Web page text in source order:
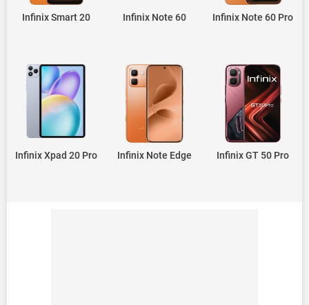
Infinix Note 60 Pro
Infinix Note 60
Infinix Smart 20
Infinix GT 50 Pro
Infinix Note Edge
Infinix Xpad 20 Pro